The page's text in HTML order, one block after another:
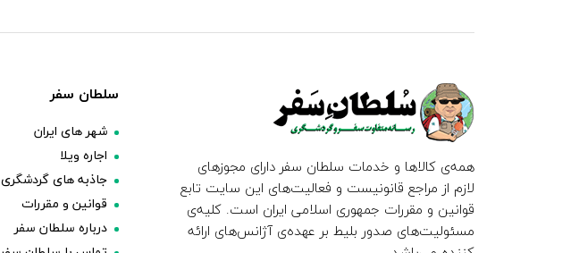
همه‌ی کالاها و خدمات سلطان سفر دارای مجوزهای
لازم از مراجع قانونیست و فعالیت‌های این سایت تابع
قوانین و مقررات جمهوری اسلامی ایران است. کلیه‌ی
مسئولیت‌های صدور بلیط بر عهده‌ی آژانس‌های ارائه
سلطان سفر
شهر های ایران
اجاره ویلا
جاذبه های گردشگری
قوانین و مقررات
درباره سلطان سفر